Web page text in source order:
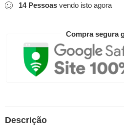
14 Pessoas vendo isto agora
Compra segura
Descrição